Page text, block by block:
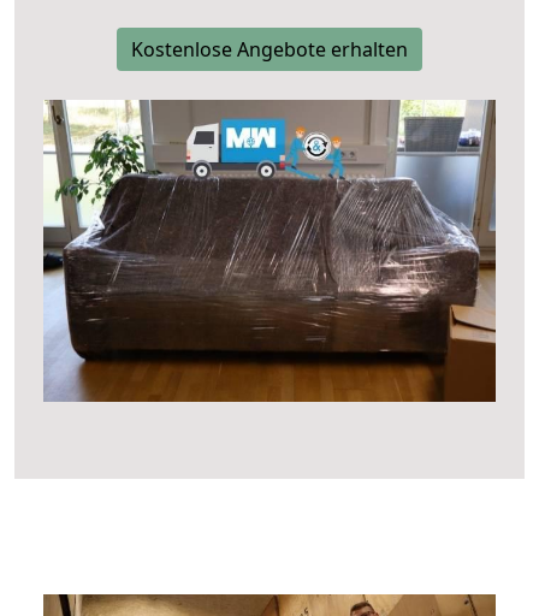
Kostenlose Angebote erhalten